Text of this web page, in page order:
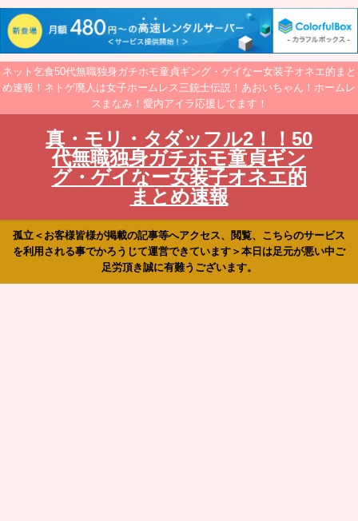
ネット乞食50代無職独身ガチホモ童貞ギング・ゲイなー女装子オネエ的まと
め速報！ネトゲ廃人は女子ホームレス三銃士伝説！あおいちゃん！ホームレ
スまなみ！愛内アイラ応援してます！
真・モリ・タダッフル2！！50
代無職独身ガチホモ童貞ギン
グ・ゲイなー女装子オネエ的
まとめ速報
孤立＜お客様皆様が掲載の記事等へアクセス、閲覧、こちらのサービス
を利用される事でかろうじて運営できています＞本日は足元が悪い中ご
足労頂き誠に有難うございます。